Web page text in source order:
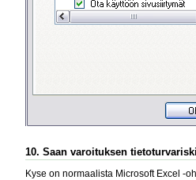
10. Saan varoituksen
Kyse on normaalista Microsoft Excel -